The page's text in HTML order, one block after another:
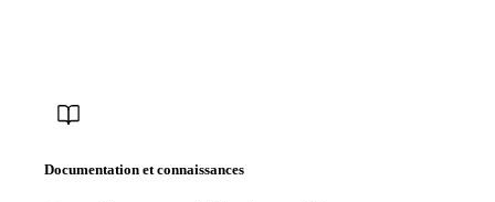
Documentation et connaissances